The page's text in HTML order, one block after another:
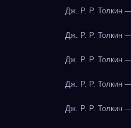
Дж. Р. Р. Толкин
Дж. Р. Р. Толкин
Дж. Р. Р. Толкин
Дж. Р. Р. Толкин
Дж. Р. Р. Толкин